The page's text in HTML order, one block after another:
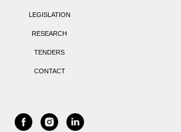
LEGISLATION
RESEARCH
TENDERS
CONTACT